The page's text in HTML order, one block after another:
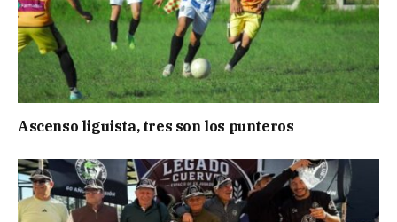
Ascenso liguista, tres son los punteros